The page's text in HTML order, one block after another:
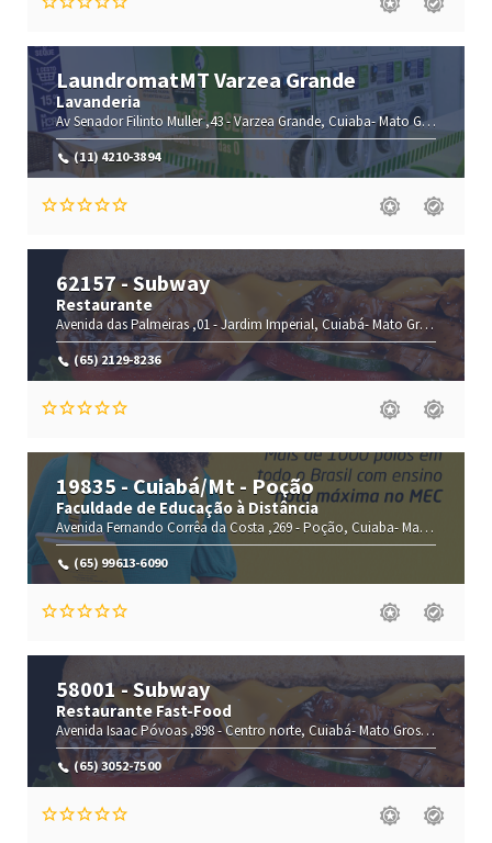
LaundromatMT Varzea Grande
Lavanderia
Av Senador Filinto Muller ,43 -Varzea Grande, Cuiaba-Mato Grosso(MT)
(11) 4210-3894
62157 - Subway
Restaurante
Avenida das Palmeiras ,01 -Jardim Imperial, Cuiabá-Mato Grosso(MT)
(65) 2129-8236
19835 - Cuiabá/Mt - Poção
Faculdade de Educação à Distância
Avenida Fernando Corrêa da Costa ,269 -Poção, Cuiaba-Mato Grosso(MT)
(65) 99613-6090
58001 - Subway
Restaurante Fast-Food
Avenida Isaac Póvoas ,898 -Centro norte, Cuiabá-Mato Grosso(MT)
(65) 3052-7500